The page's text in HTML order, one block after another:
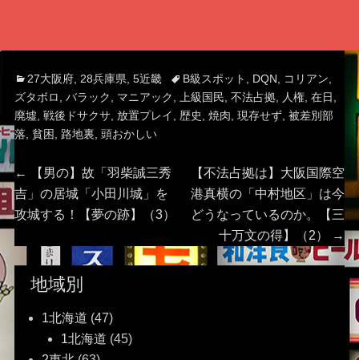
Categories
27大阪府, 28兵庫県 5近畿 TagsB級スポット DQN コリアン
ズタボロ
バラック マニアック 上級国民 不法占拠, 人権, 在日
廃墟 戦後ドサクサ, 放置プレイ 歴史 焼肉 現存せず, 被差別部
落 貧困 路地裏 頭おかしい
投
稿
ナ
ビ
ゲ
←
Previous
post:
【男の】故「羽柴誠三秀
吉」の居城「小田川城」を
攻城する！【夢の跡】（3）
Next
post:
【不法占拠は】大阪国際空
港真横の「中村地区」は今
どうなっているのか。【三
十万文の得】（2）
→
地域別
1北海道 (47)
1北海道 (45)